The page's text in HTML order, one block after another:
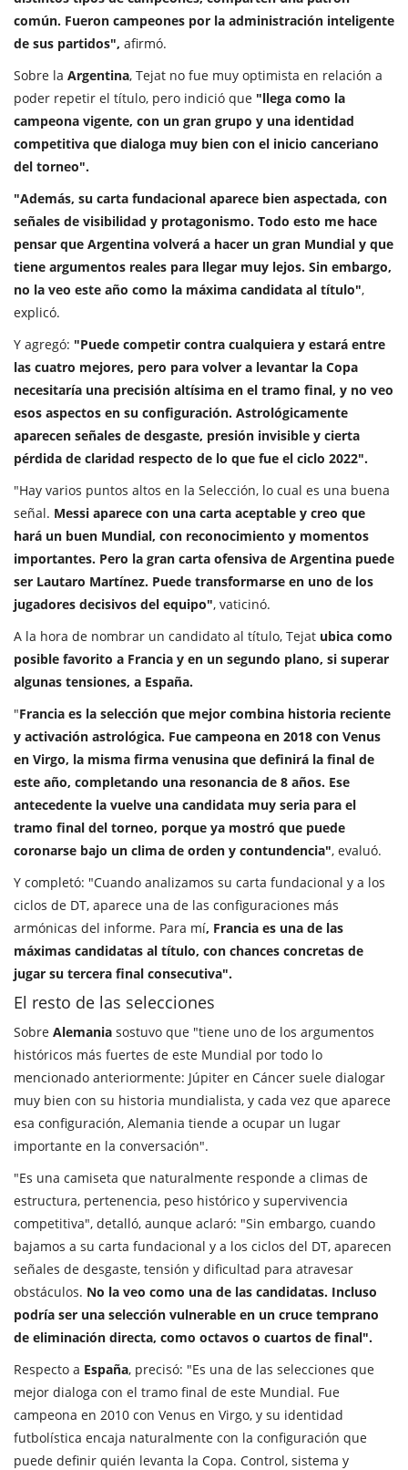
común. Fueron campeones por la administración inteligente
de sus partidos", afirmó.
Sobre la Argentina, Tejat no fue muy optimista en relación a
poder repetir el título, pero indició que "llega como la
campeona vigente, con un gran grupo y una identidad
competitiva que dialoga muy bien con el inicio canceriano
del torneo".
"Además, su carta fundacional aparece bien aspectada, con
señales de visibilidad y protagonismo. Todo esto me hace
pensar que Argentina volverá a hacer un gran Mundial y que
tiene argumentos reales para llegar muy lejos. Sin embargo,
no la veo este año como la máxima candidata al título",
explicó.
Y agregó: "Puede competir contra cualquiera y estará entre
las cuatro mejores, pero para volver a levantar la Copa
necesitaría una precisión altísima en el tramo final, y no veo
esos aspectos en su configuración. Astrológicamente
aparecen señales de desgaste, presión invisible y cierta
pérdida de claridad respecto de lo que fue el ciclo 2022".
"Hay varios puntos altos en la Selección, lo cual es una buena
señal. Messi aparece con una carta aceptable y creo que
hará un buen Mundial, con reconocimiento y momentos
importantes. Pero la gran carta ofensiva de Argentina puede
ser Lautaro Martínez. Puede transformarse en uno de los
jugadores decisivos del equipo", vaticinó.
A la hora de nombrar un candidato al título, Tejat ubica como
posible favorito a Francia y en un segundo plano, si superar
algunas tensiones, a España.
"Francia es la selección que mejor combina historia reciente
y activación astrológica. Fue campeona en 2018 con Venus
en Virgo, la misma firma venusina que definirá la final de
este año, completando una resonancia de 8 años. Ese
antecedente la vuelve una candidata muy seria para el
tramo final del torneo, porque ya mostró que puede
coronarse bajo un clima de orden y contundencia", evaluó.
Y completó: "Cuando analizamos su carta fundacional y a los
ciclos de DT, aparece una de las configuraciones más
armónicas del informe. Para mí, Francia es una de las
máximas candidatas al título, con chances concretas de
jugar su tercera final consecutiva".
El resto de las selecciones
Sobre Alemania sostuvo que "tiene uno de los argumentos
históricos más fuertes de este Mundial por todo lo
mencionado anteriormente: Júpiter en Cáncer suele dialogar
muy bien con su historia mundialista, y cada vez que aparece
esa configuración, Alemania tiende a ocupar un lugar
importante en la conversación".
"Es una camiseta que naturalmente responde a climas de
estructura, pertenencia, peso histórico y supervivencia
competitiva", detalló, aunque aclaró: "Sin embargo, cuando
bajamos a su carta fundacional y a los ciclos del DT, aparecen
señales de desgaste, tensión y dificultad para atravesar
obstáculos. No la veo como una de las candidatas. Incluso
podría ser una selección vulnerable en un cruce temprano
de eliminación directa, como octavos o cuartos de final".
Respecto a España, precisó: "Es una de las selecciones que
mejor dialoga con el tramo final de este Mundial. Fue
campeona en 2010 con Venus en Virgo, y su identidad
futbolística encaja naturalmente con la configuración que
puede definir quién levanta la Copa. Control, sistema y